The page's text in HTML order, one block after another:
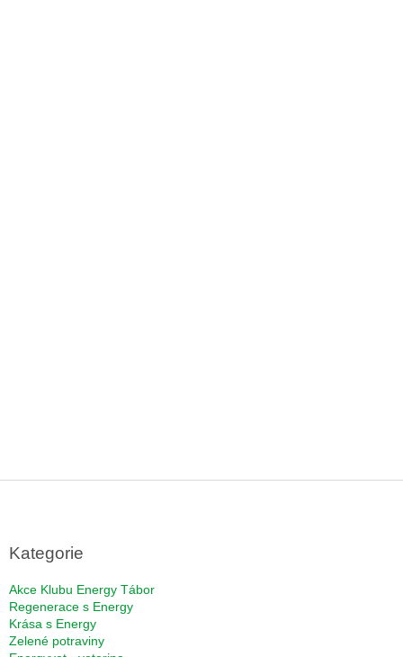
Kategorie
Akce Klubu Energy Tábor
Regenerace s Energy
Krása s Energy
Zelené potraviny